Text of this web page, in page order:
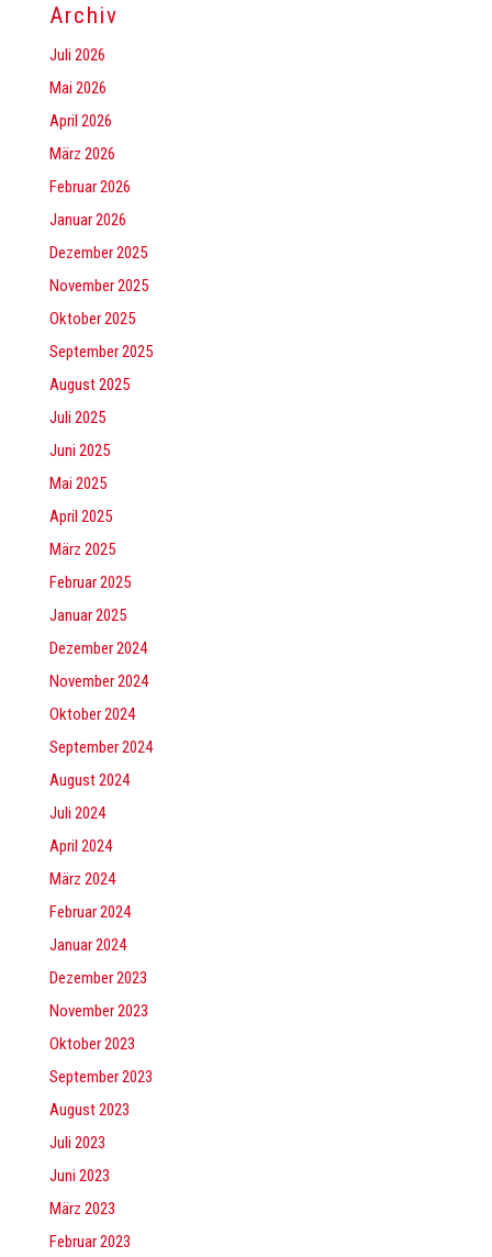
Archiv
Juli 2026
Mai 2026
April 2026
März 2026
Februar 2026
Januar 2026
Dezember 2025
November 2025
Oktober 2025
September 2025
August 2025
Juli 2025
Juni 2025
Mai 2025
April 2025
März 2025
Februar 2025
Januar 2025
Dezember 2024
November 2024
Oktober 2024
September 2024
August 2024
Juli 2024
April 2024
März 2024
Februar 2024
Januar 2024
Dezember 2023
November 2023
Oktober 2023
September 2023
August 2023
Juli 2023
Juni 2023
März 2023
Februar 2023